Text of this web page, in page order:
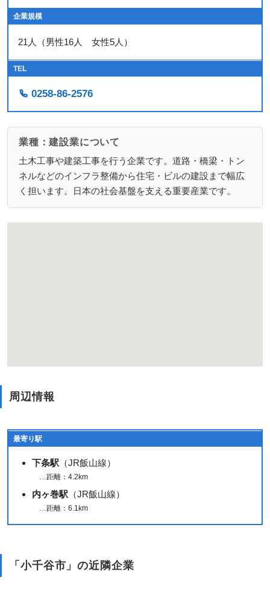
企業規模
21人（男性16人 女性5人）
TEL
0258-86-2576
業種：建設業について
土木工事や建築工事を行う企業です。道路・橋梁・トン
ネルなどのインフラ整備から住宅・ビルの建設まで幅広
く担います。日本の社会基盤を支える重要産業です。
周辺情報
最寄り駅
下条駅 （JR飯山線）
…距離：4.2km
内ヶ巻駅 （JR飯山線）
…距離：6.1km
「小千谷市」の近隣企業